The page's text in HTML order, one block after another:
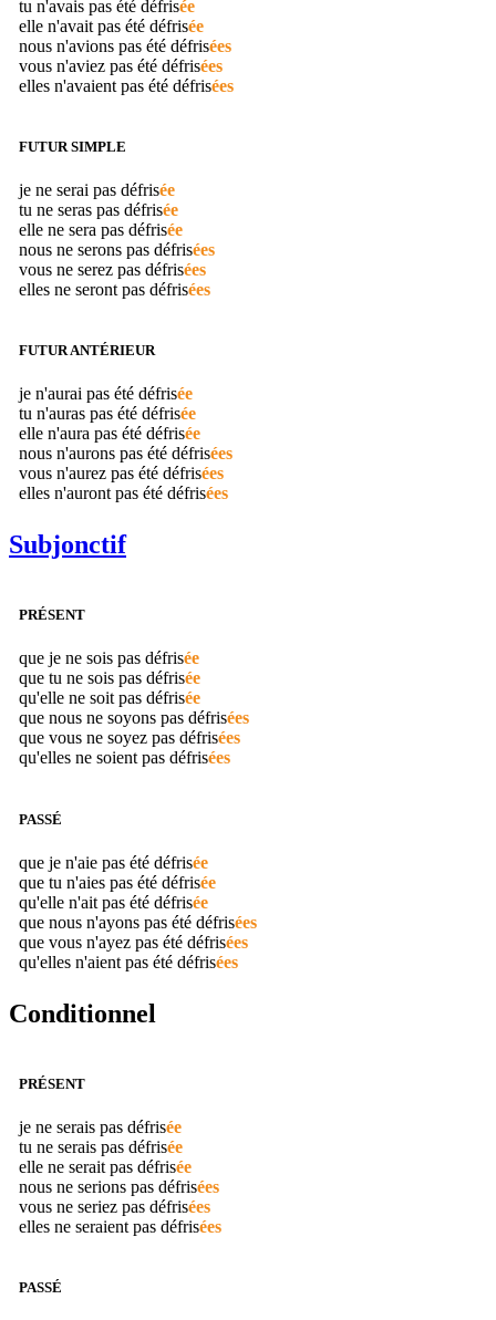
tu n'avais pas été défrisée
elle n'avait pas été défrisée
nous n'avions pas été défrisées
vous n'aviez pas été défrisées
elles n'avaient pas été défrisées
FUTUR SIMPLE
je ne serai pas défrisée
tu ne seras pas défrisée
elle ne sera pas défrisée
nous ne serons pas défrisées
vous ne serez pas défrisées
elles ne seront pas défrisées
FUTUR ANTÉRIEUR
je n'aurai pas été défrisée
tu n'auras pas été défrisée
elle n'aura pas été défrisée
nous n'aurons pas été défrisées
vous n'aurez pas été défrisées
elles n'auront pas été défrisées
Subjonctif
PRÉSENT
que je ne sois pas défrisée
que tu ne sois pas défrisée
qu'elle ne soit pas défrisée
que nous ne soyons pas défrisées
que vous ne soyez pas défrisées
qu'elles ne soient pas défrisées
PASSÉ
que je n'aie pas été défrisée
que tu n'aies pas été défrisée
qu'elle n'ait pas été défrisée
que nous n'ayons pas été défrisées
que vous n'ayez pas été défrisées
qu'elles n'aient pas été défrisées
Conditionnel
PRÉSENT
je ne serais pas défrisée
tu ne serais pas défrisée
elle ne serait pas défrisée
nous ne serions pas défrisées
vous ne seriez pas défrisées
elles ne seraient pas défrisées
PASSÉ